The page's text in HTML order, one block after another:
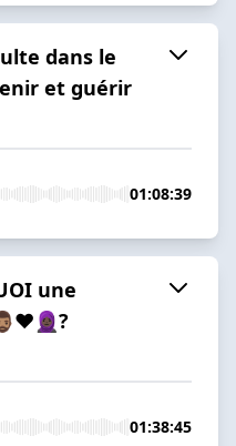
dans le
et guérir
01:08:39
une
01:38:45